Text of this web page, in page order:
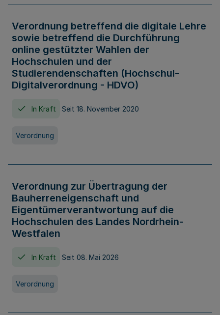
Verordnung betreffend die digitale Lehre
sowie betreffend die Durchführung
online gestützter Wahlen der
Hochschulen und der
Studierendenschaften (Hochschul-
Digitalverordnung - HDVO)
In Kraft Seit 18. November 2020
Verordnung
Verordnung zur Übertragung der
Bauherreneigenschaft und
Eigentümerverantwortung auf die
Hochschulen des Landes Nordrhein-
Westfalen
In Kraft Seit 08. Mai 2026
Verordnung